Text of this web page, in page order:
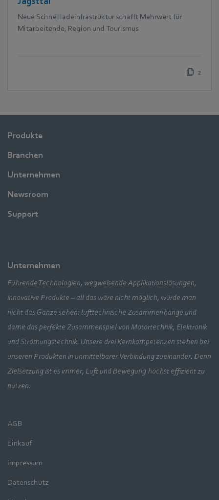
Neue Schnellladeinfrastruktur schafft Mehrwert für
Mitarbeitende, Region und Tourismus
2
Produkte
Branchen
Unternehmen
Newsroom
Support
Unternehmen
Führende Technologien, wegweisende Applikationslösungen,
innovative Produkte – all das wäre nicht möglich, würde man
nicht das Ganze sehen: lufttechnische Zusammenhänge und
damit das perfekte Zusammenspiel von Motortechnik, Elektronik
und Strömungstechnik. Unsere drei Kernkompetenzen stehen bei
unseren Produkten in unmittelbarer Verbindung zueinander. Denn
Zielsetzung ist es immer, Luft und Bewegung höchst effizient zu
nutzen.
AGB
Einkauf
Impressum
Datenschutz